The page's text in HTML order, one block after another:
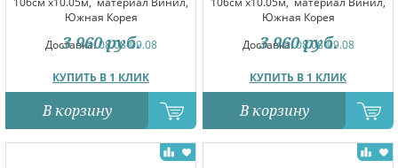
Южная Корея
Доставка:08.08-09.08
КУПИТЬ В 1 КЛИК
3 960 руб.
В корзину
Южная Корея
Доставка:08.08-09.08
КУПИТЬ В 1 КЛИК
3 960 руб.
В корзину